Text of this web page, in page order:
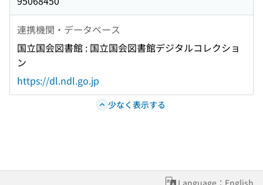
連携機関・データベース
国立国会図書館 : 国立国会図書館デジタルコレクショ
ン
https://dl.ndl.go.jp
少なく表示する